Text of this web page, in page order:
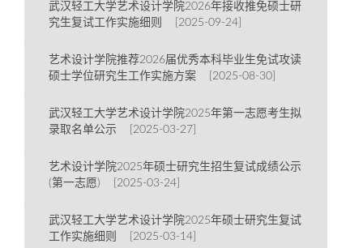
武汉轻工大学艺术设计学院2026年接收推免硕士研
究生复试工作实施细则 [2025-09-24]
艺术设计学院推荐2026届优秀本科毕业生免试攻读
硕士学位研究生工作实施方案 [2025-08-30]
武汉轻工大学艺术设计学院2025年第一志愿考生拟
录取名单公示 [2025-03-27]
艺术设计学院2025年硕士研究生招生复试成绩公示
(第一志愿) [2025-03-24]
武汉轻工大学艺术设计学院2025年硕士研究生复试
工作实施细则 [2025-03-14]